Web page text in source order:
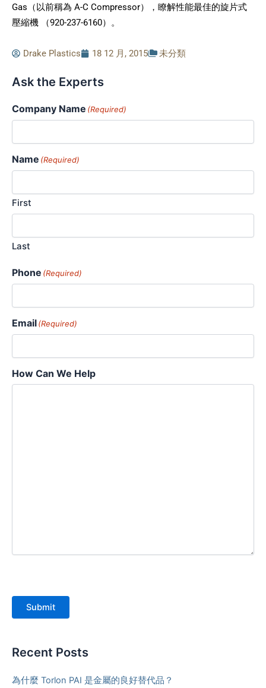
Gas（以前稱為 A-C Compressor），瞭解性能最佳的旋片式
壓縮機 （920-237-6160）。
Drake Plastics 18 12 月, 2015 未分類
Ask the Experts
Company Name (Required)
Name (Required)
First
Last
Phone (Required)
Email(Required)
How Can We Help
Submit
Recent Posts
為什麼 Torlon PAI 是金屬的良好替代品？